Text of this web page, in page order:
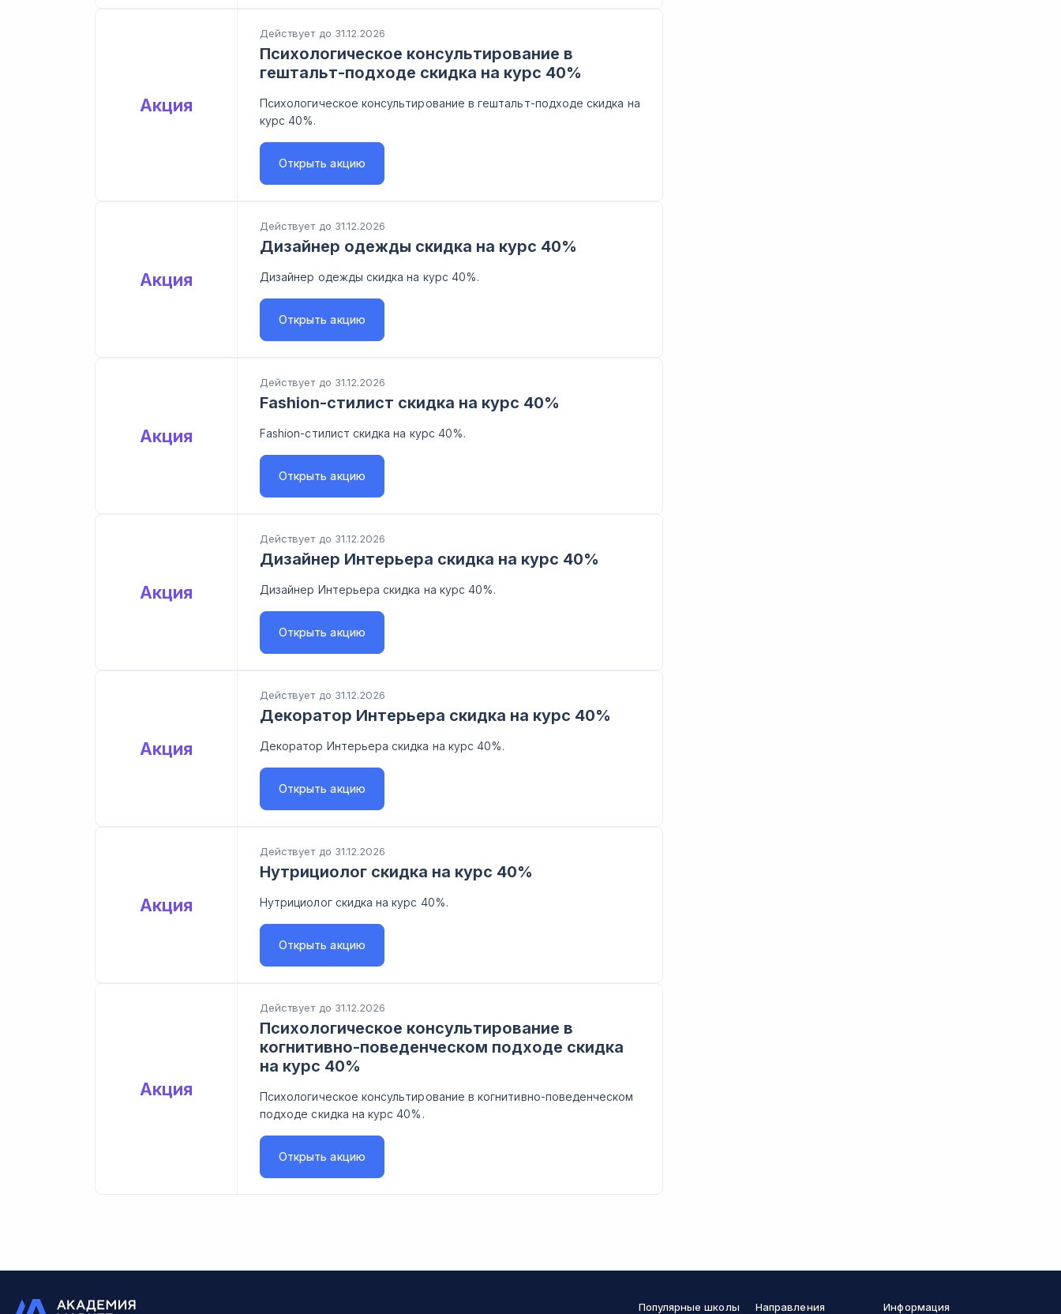
Акция
Действует до 31.12.2026
Психологическое консультирование в
гештальт-подходе скидка на курс 40%
Психологическое консультирование в гештальт-подходе скидка на
курс 40%.
Открытьакцию
Акция
Действует до 31.12.2026
Дизайнер одежды скидка на курс 40%
Дизайнер одежды скидка на курс 40%.
Открытьакцию
Акция
Действует до 31.12.2026
Fashion-стилист скидка на курс 40%
Fashion-стилист скидка на курс 40%.
Открытьакцию
Акция
Действует до 31.12.2026
Дизайнер Интерьера скидка на курс 40%
Дизайнер Интерьера скидка на курс 40%.
Открытьакцию
Акция
Действует до 31.12.2026
Декоратор Интерьера скидка на курс 40%
Декоратор Интерьера скидка на курс 40%.
Открытьакцию
Акция
Действует до 31.12.2026
Нутрициолог скидка на курс 40%
Нутрициолог скидка на курс 40%.
Открытьакцию
Акция
Действует до 31.12.2026
Психологическое консультирование в
когнитивно-поведенческом подходе скидка
на курс 40%
Психологическое консультирование в когнитивно-поведенческом
подходе скидка на курс 40%.
Открытьакцию
Популярные школы Направления Информация